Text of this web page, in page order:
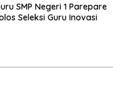
SMP Negeri 1 Parepare
Seleksi Guru Inovasi